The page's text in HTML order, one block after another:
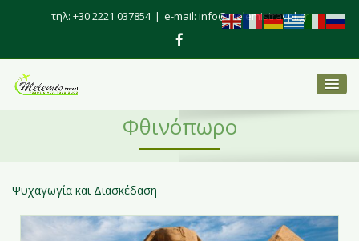
τηλ: +30 2221 037854 | e-mail: info@melemistravel.gr
Φθινόπωρο
Ψυχαγωγία και Διασκέδαση